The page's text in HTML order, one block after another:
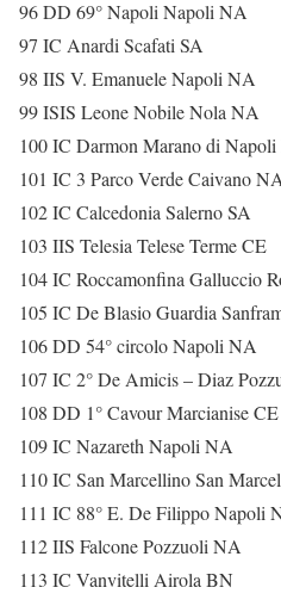
96 DD 69° Napoli Napoli NA
97 IC Anardi Scafati SA
98 IIS V. Emanuele Napoli NA
99 ISIS Leone Nobile Nola NA
100 IC Darmon Marano di
101 IC 3 Parco Verde Caivano NA
102 IC Calcedonia Salerno SA
103 IIS Telesia Telese Terme CE
104 IC Roccamonfina Galluccio
105 IC De Blasio Guardia
106 DD 54° circolo Napoli NA
107 IC 2° De Amicis – Diaz
108 DD 1° Cavour Marcianise CE
109 IC Nazareth Napoli NA
110 IC San Marcellino San
111 IC 88° E. De Filippo Napoli
112 IIS Falcone Pozzuoli NA
113 IC Vanvitelli Airola BN